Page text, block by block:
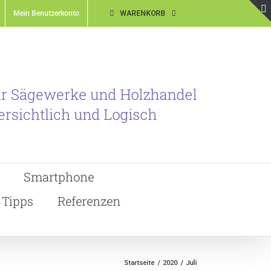
Mein Benutzerkonto WARENKORB
Sägewerke und Holzhandel
und Logisch
Smartphone
Tipps
Referenzen
Startseite 2020 Juli